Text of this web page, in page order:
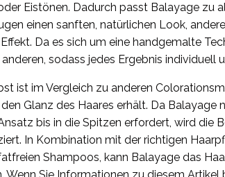
Eistönen. Dadurch passt Balayage zu
einen sanften, natürlichen Look,
Da es sich um eine handgemalte
sodass jedes Ergebnis individuell
ist im Vergleich zu anderen
Glanz des Haares erhält. Da Balayage
bis in die Spitzen erfordert, wird die
In Kombination mit der richtigen
Shampoos, kann Balayage das